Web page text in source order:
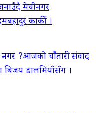
मेचीनगर
कार्की ।
?आजको चौैतारी संवाद
बिजय डालमियाँसँग ।